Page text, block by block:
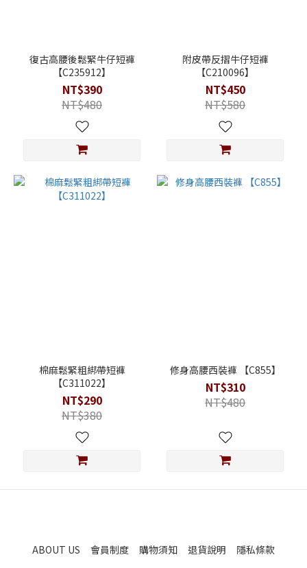
復古高腰後鬆緊牛仔短褲
【C235912】
NT$390
NT$480
附皮帶反摺牛仔短褲
【C210096】
NT$450
NT$580
棉麻鬆緊粗綁帶短褲
【C311022】
NT$290
NT$380
修身高腰西裝褲 【C855】
NT$310
NT$480
ABOUT US 會員制度 購物須知 退貨說明 隱私條款